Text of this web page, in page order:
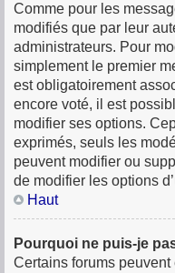
Comme pour les
modifiés que par leur
administrateurs. Pour
simplement le premier
est obligatoirement
encore voté, il est
modifier ses options.
exprimés, seuls les
peuvent modifier ou
de modifier les options
Haut
Pourquoi ne puis-je
Certains forums